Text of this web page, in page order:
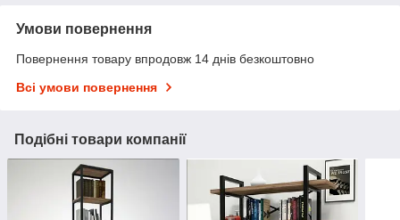
Умови повернення
Повернення товару впродовж 14 днів безкоштовно
Всі умови повернення
Подібні товари компанії